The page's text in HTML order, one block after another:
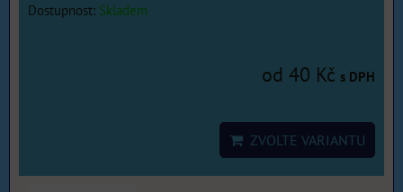
Dostupnost: Skladem
od 40 Kč s DPH
ZVOLTE VARIANTU